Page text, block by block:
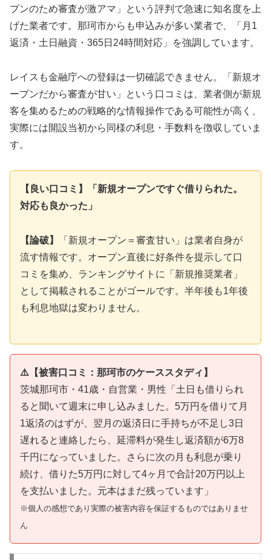
プンのため審査が激アマ」という評判で急速に知名度を上
げた業者です。那珂市からも申込みが多い業者で、「月1
返済・土日融資・365日24時間対応」を強調しています。
レイスも金融庁への登録は一切確認できません。「新規オ
ープンだから審査が甘い」という口コミは、業者側が新規
客を集めるための戦略的な情報操作である可能性が高く、
実際には開設当初から同様の利息・手数料を徴収していま
す。
【良い口コミ】「新規オープンですぐ借りられた。
対応も良かった」
【論破】
「新規オープン＝審査甘い」は業者自身が
流す情報です。オープン直後に好条件を提示して口
コミを集め、ランキングサイトに「新規推奨業者」
として掲載されることがゴールです。半年後も1年後
も利息地獄は変わりません。
⚠️【被害口コミ：那珂市のケーススタディ】
茨城那珂市・41歳・自営業・男性「土日も借りられ
ると聞いて週末に申し込みました。5万円を借りて月
1返済のはずが、翌月の返済日に手持ちが不足し3日
遅れると連絡したら、延滞料が発生し返済額が6万8
千円になっていました。さらに次の月も利息が乗り
続け、借りた5万円に対して4ヶ月で合計20万円以上
を支払いました。元本はまだ残っています」
※個人の感想であり実際の被害内容を保証するものではありませ
ん